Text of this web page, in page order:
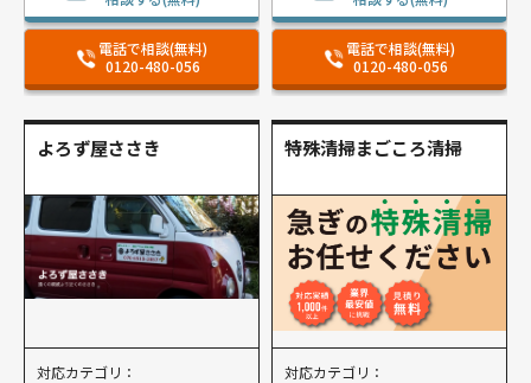
電話で相談(無料)
0120-480-056
電話で相談(無料)
0120-480-056
よろず屋ささき
対応カテゴリ：
特殊清掃まごころ清掃
対応カテゴリ：